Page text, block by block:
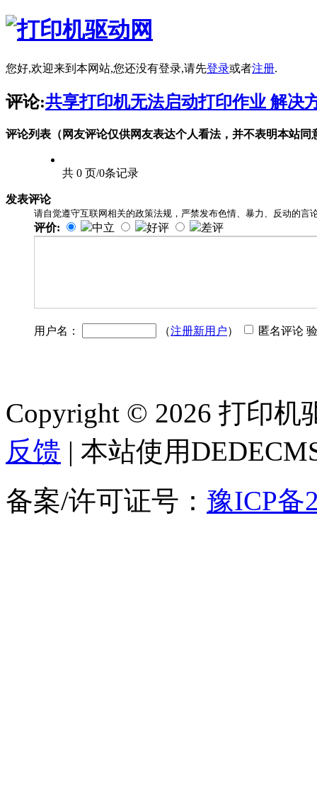
您好,欢迎来到本网站,您还没有登录,请先登录或者注册.
评论:共享打印机无法启动打印作业 解决
评论列表（网友评论仅供网友表达个人看法，并不表明本站同
共 0 页/0条记录
发表评论
请自觉遵守互联网相关的政策法规，严禁发布色情、暴力、反动的言
评价: 中立 好评 差评
用户名： （注册新用户） 匿名评论
Copyright © 2026 打印
反馈 | 本站使用
备案/许可证号： 豫ICP备